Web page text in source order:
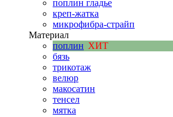
поплин гладье
креп-жатка
микрофибра-страйп
Материал
поплин ХИТ
бязь
трикотаж
велюр
макосатин
тенсел
мятка